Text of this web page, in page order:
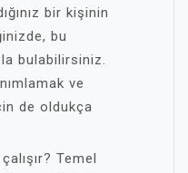
bir kişinin
bu
bulabilirsiniz.
ve
de oldukça
Temel